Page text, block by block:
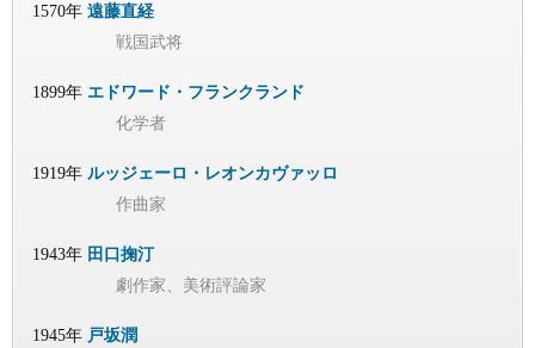
1570年 遠藤直経
戦国武将
1899年 エドワード・フランクランド
化学者
1919年 ルッジェーロ・レオンカヴァッロ
作曲家
1943年 田口掬汀
劇作家、美術評論家
1945年 戸坂潤